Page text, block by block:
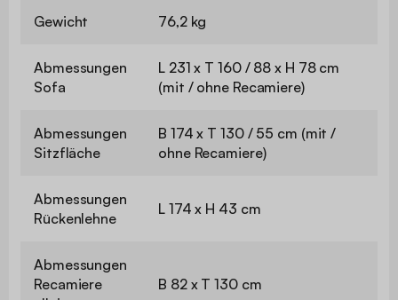
Gewicht 76,2 kg
Abmessungen
Sofa
L 231 x T 160 / 88 x H 78 cm
(mit / ohne Recamiere)
Abmessungen
Sitzfläche
B 174 x T 130 / 55 cm (mit /
ohne Recamiere)
Abmessungen
Rückenlehne
L 174 x H 43 cm
Abmessungen
Recamiere
B 82 x T 130 cm